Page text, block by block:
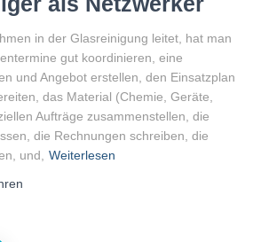
in der Glasreinigung leitet, hat man
gut koordinieren, eine
und Angebot erstellen, den Einsatzplan
das Material (Chemie, Geräte,
Aufträge zusammenstellen, die
die Rechnungen schreiben, die
und,
Weiterlesen